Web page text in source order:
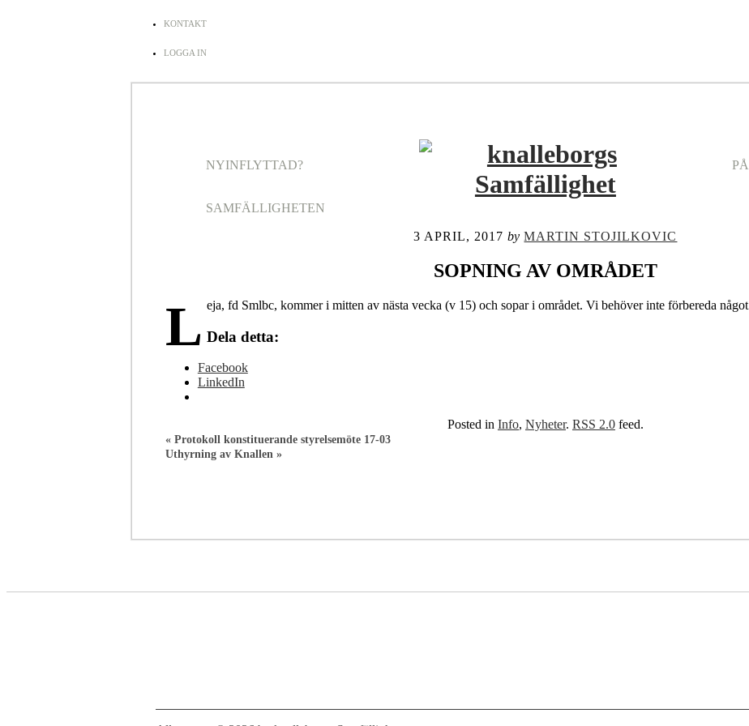
KONTAKT
LOGGA IN
NYINFLYTTAD?
SAMFÄLLIGHETEN
3 APRIL, 2017 by MARTIN STOJILKOVIC
SOPNING AV OMRÅDET
L eja, fd Smlbc, kommer i mitten av nästa vecka (v 15) och sopar i området. Vi behöver inte förbereda
Dela detta:
Facebook
LinkedIn
Posted in Info, Nyheter. RSS 2.0feed.
« Protokoll konstituerande styrelsemöte 17-03
Uthyrning av Knallen »